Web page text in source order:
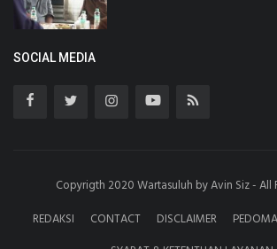
SOCIAL MEDIA
Copyrigth 2020 Wartasuluh by Avin Siz - All
REDAKSI
CONTACT DISCLAIMER